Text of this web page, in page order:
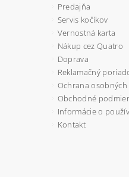
Predajňa
Servis kočíkov
Vernostná karta
Nákup cez Quatro
Doprava
Reklamačný
Ochrana
Obchodné
Informácie o
Kontakt